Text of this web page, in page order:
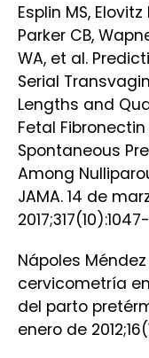
Esplin MS,
Parker CB,
WA, et al.
Serial
Lengths and
Fetal
Spontaneous
Among
JAMA. 14 de
Nápoles Méndez
cervicometría
del parto
enero de